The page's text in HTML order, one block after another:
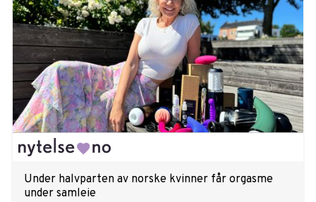
Under halvparten av norske kvinner får orgasme
under samleie